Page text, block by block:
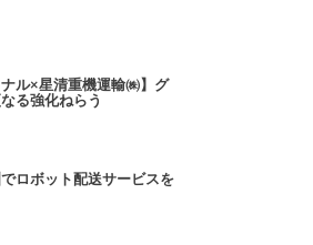
ル×星清重機運輸㈱】グ
る強化ねらう
ロボット配送サービスを